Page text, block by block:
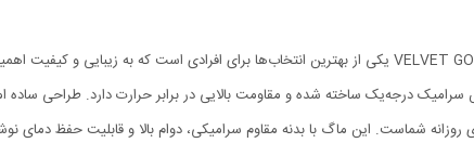
درجه‌یک ساخته شده و مقاومت بالایی در برابر حرارت دارد. طراحی
روزانه شماست. این ماگ با بدنه مقاوم سرامیکی، دوام بالا و قابلیت حفظ دمای